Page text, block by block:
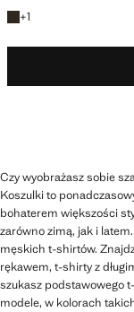
+1
+1 kolor
Czy wyobrażasz sobie
Koszulki to
bohaterem większości
zarówno zimą, jak i
męskich t-shirtów.
rękawem, t-shirty z
szukasz podstawowego
modele, w kolorach